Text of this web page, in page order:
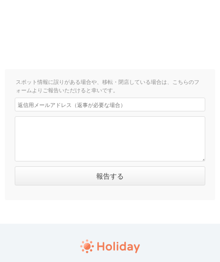
スポット情報に誤りがある場合や、移転・閉店している場合は、こちらのフ
ォームよりご報告いただけると幸いです。